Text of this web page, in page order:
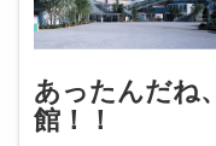
あったんだね
館！！